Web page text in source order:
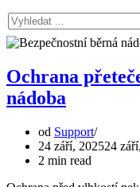
Vyhledat
...
Ochrana
nádoba
od Support
24 září, 202524
2 min read